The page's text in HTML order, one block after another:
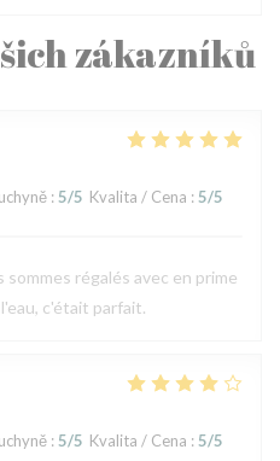
zákazníků
: 5/5 Kvalita / Cena : 5/5
régalés avec en prime
c'était parfait.
: 5/5 Kvalita / Cena : 5/5